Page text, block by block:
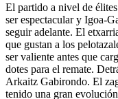
El partido a nivel de
ser espectacular y Igoa-
seguir adelante. El
que gustan a los
ser valiente antes que
dotes para el remate.
Arkaitz Gabirondo. El
tenido una gran